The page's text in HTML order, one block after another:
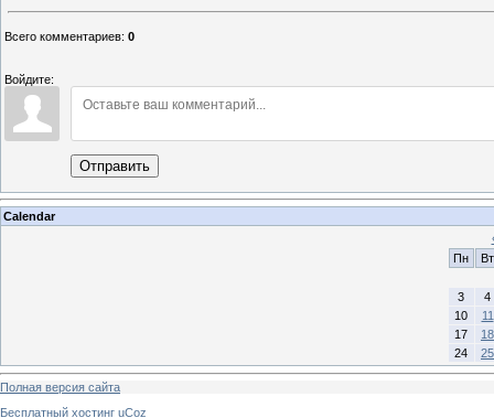
Всего комментариев: 0
Войдите:
Отправить
Calendar
Пн
Вт
3
4
10
11
17
18
24
25
Полная версия сайта
Бесплатный хостинг uCoz